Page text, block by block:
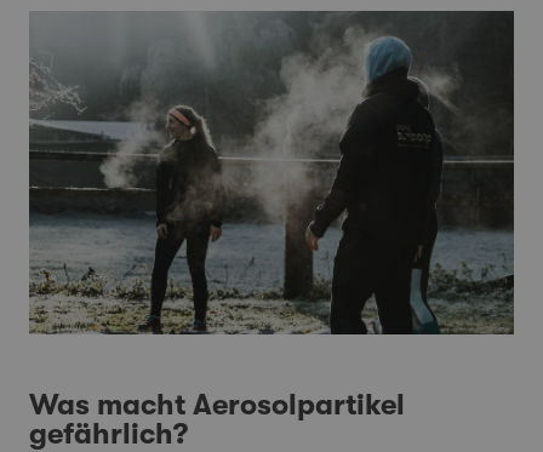
Was macht Aerosolpartikel
gefährlich?